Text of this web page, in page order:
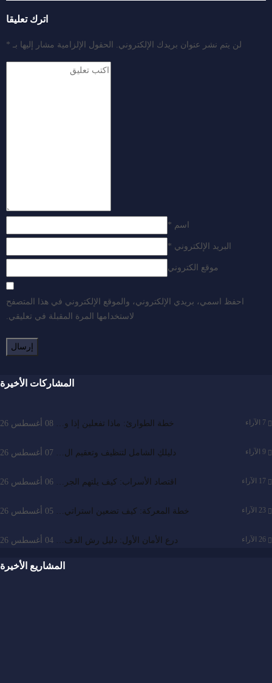
اترك تعليقا
لن يتم نشر عنوان بريدك الإلكتروني. الحقول الإلزامية مشار إليها بـ *
اسم *
البريد الإلكتروني *
موقع الكتروني
احفظ اسمي، بريدي الإلكتروني، والموقع الإلكتروني في هذا المتصفح
لاستخدامها المرة المقبلة في تعليقي.
المشاركات الأخيرة
خطة الطوارئ: ماذا تفعلين إذا و… 08 أغسطس 26 الآراء
دليلكِ الشامل لتنظيف وتعقيم ال… 07 أغسطس 26 الآراء
اقتصاد الأسراب: كيف يلتهم الجر… 06 أغسطس 26 الآراء
خطة المعركة: كيف تضعين استراتي… 05 أغسطس 26 الآراء
درع الأمان الأول: دليل رش الدف… 04 أغسطس 26 الآراء
المشاريع الأخيرة